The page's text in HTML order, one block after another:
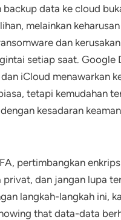
backup data ke cloud
melainkan
dan
setiap saat. Google
iCloud menawarkan
tetapi kemudahan
kesadaran
pertimbangkan
privat, dan jangan lupa
langkah-langkah ini,
that data-data